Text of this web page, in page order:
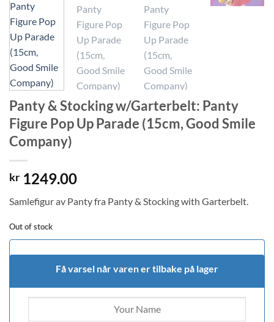
Panty & Stocking w/Garterbelt: Panty
Figure Pop Up Parade (15cm, Good Smile
Company)
kr 1249.00
Samlefigur av Panty fra Panty & Stocking with Garterbelt.
Out of stock
Få varsel når varen er tilbake på lager